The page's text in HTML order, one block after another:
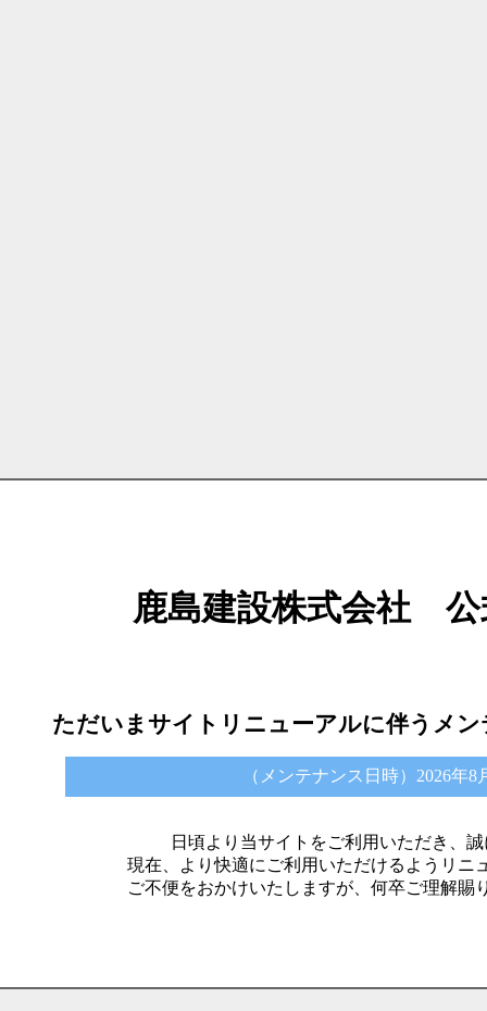
鹿島建設株式会社
ただいまサイトリニューアルに伴うメ
（メンテナンス日時）2026年8
日頃より当サイトをご利用いただき、
現在、より快適にご利用いただけるようリニ
ご不便をおかけいたしますが、何卒ご理解賜